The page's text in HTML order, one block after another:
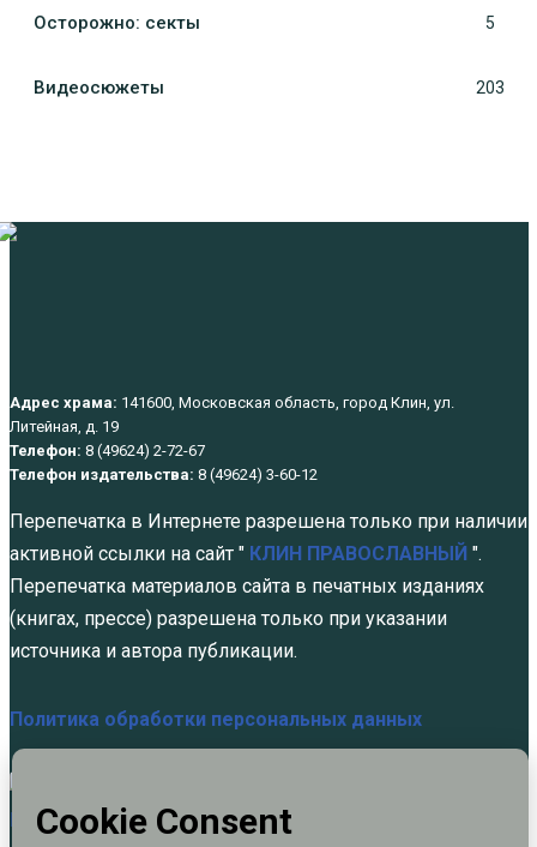
Осторожно: секты 5
Видеосюжеты 203
Адрес храма: 141600, Московская область, город Клин, ул.
Литейная, д. 19
Телефон: 8 (49624) 2-72-67
Телефон издательства: 8 (49624) 3-60-12
Перепечатка в Интернете разрешена только при наличии
активной ссылки на сайт " КЛИН ПРАВОСЛАВНЫЙ ".
Перепечатка материалов сайта в печатных изданиях
(книгах, прессе) разрешена только при указании
источника и автора публикации.
Политика обработки персональных данных
духовником